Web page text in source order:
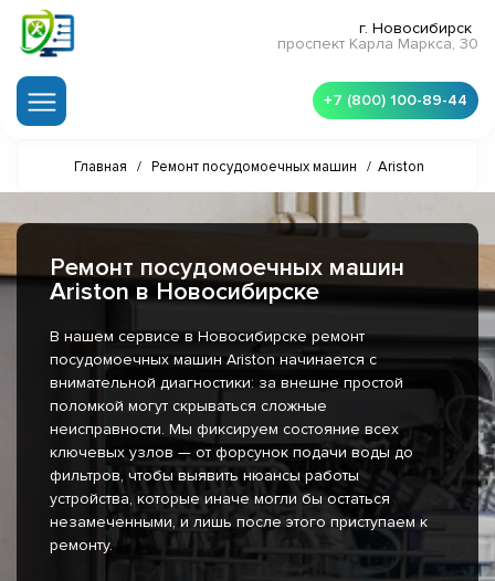
г. Новосибирск
проспект Карла Маркса, 30
+7 (800) 100-89-44
Главная / Ремонт посудомоечных машин / Ariston
Ремонт посудомоечных машин
Ariston в Новосибирске
В нашем сервисе в Новосибирске ремонт
посудомоечных машин Ariston начинается с
внимательной диагностики: за внешне простой
поломкой могут скрываться сложные
неисправности. Мы фиксируем состояние всех
ключевых узлов — от форсунок подачи воды до
фильтров, чтобы выявить нюансы работы
устройства, которые иначе могли бы остаться
незамеченными, и лишь после этого приступаем к
ремонту.